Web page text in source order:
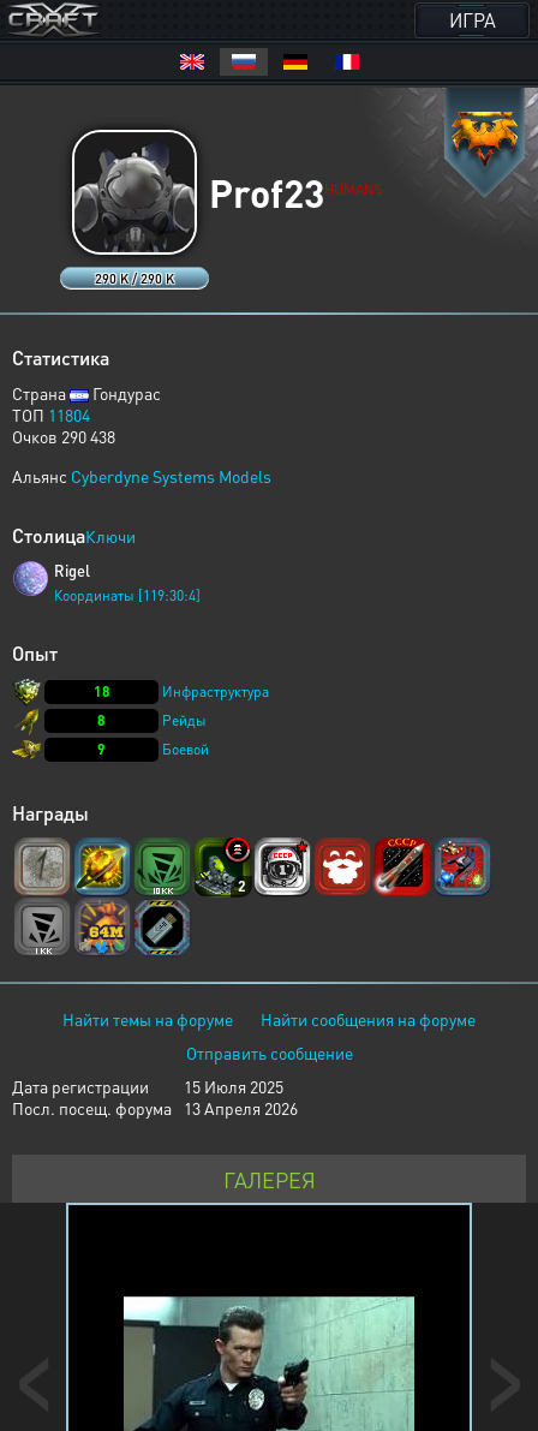
ИГРА
290 K / 290 K
Prof23HUMANS
Статистика
Страна
Гондурас
ТОП 11804
Очков 290 438
Альянс Cyberdyne Systems Models
СтолицаКлючи
Rigel
Координаты [119:30:4]
Опыт
18
Инфраструктура
8
Рейды
9
Боевой
Награды
2
Найти темы на форуме
Найти сообщения на форуме
Отправить сообщение
Дата регистрации
15 Июля 2025
Посл. посещ. форума
13 Апреля 2026
ГАЛЕРЕЯ